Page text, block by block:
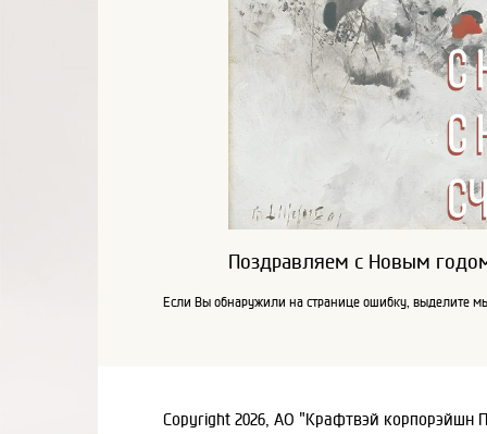
Поздравляем с Новым
Если Вы обнаружили на странице ошибку, выделите
Copyright 2026, АО "Крафтвэй корпорэйшн